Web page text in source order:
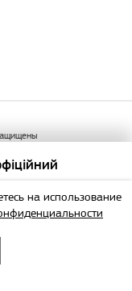
на использование